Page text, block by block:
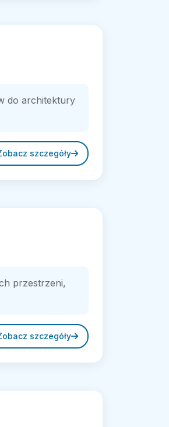
do architektury
szczegóły
przestrzeni,
szczegóły